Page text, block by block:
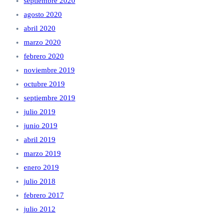
agosto 2020
abril 2020
marzo 2020
febrero 2020
noviembre 2019
octubre 2019
septiembre 2019
julio 2019
junio 2019
abril 2019
marzo 2019
enero 2019
julio 2018
febrero 2017
julio 2012